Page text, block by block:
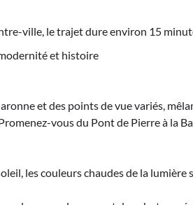
ville, le trajet dure environ 15
et histoire
et des points de vue variés,
vous du Pont de Pierre à la
les couleurs chaudes de la lumière